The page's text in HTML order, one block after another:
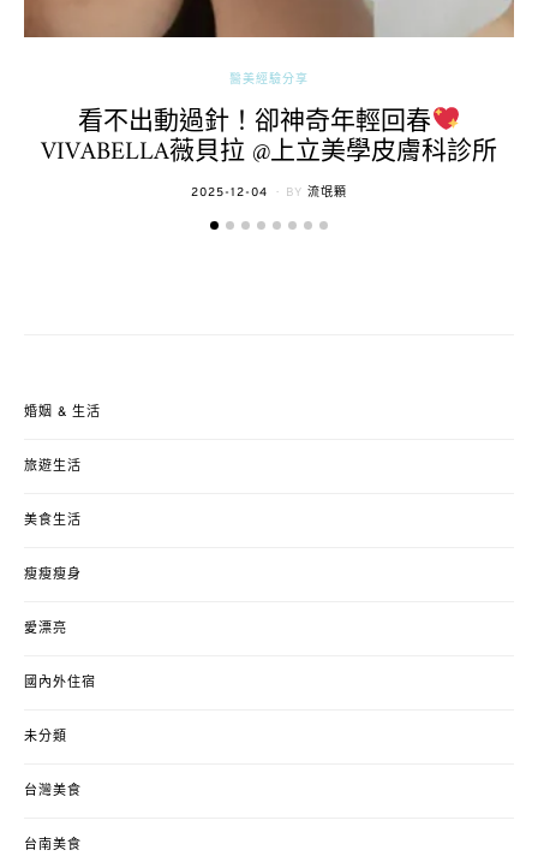
醫美經驗分享
看不出動過針！卻神奇年輕回春
VIVABELLA薇貝拉 @上立美學皮膚科診所
POSTED
2025-12-04 BY 流氓顆
婚姻 & 生活
旅遊生活
美食生活
瘦瘦瘦身
愛漂亮
國內外住宿
未分類
台灣美食
台南美食